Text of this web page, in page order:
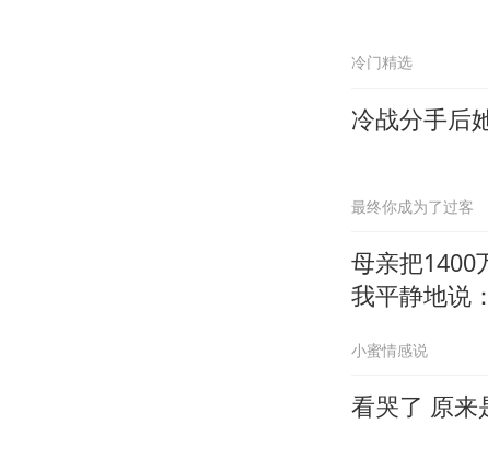
冷门精选
冷战分手后
最终你成为了过客
母亲把1400
我平静地说
小蜜情感说
看哭了 原来